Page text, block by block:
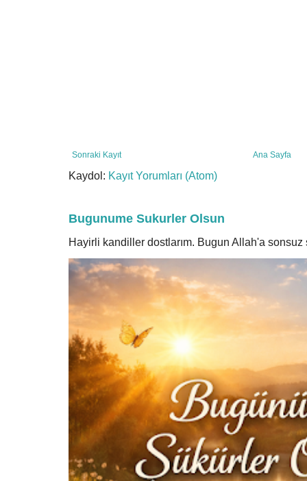
Sonraki Kayıt Ana Sayfa
Kaydol: Kayıt Yorumları (Atom)
Bugunume Sukurler Olsun
Hayirli kandiller dostlarım. Bugun Allah'a